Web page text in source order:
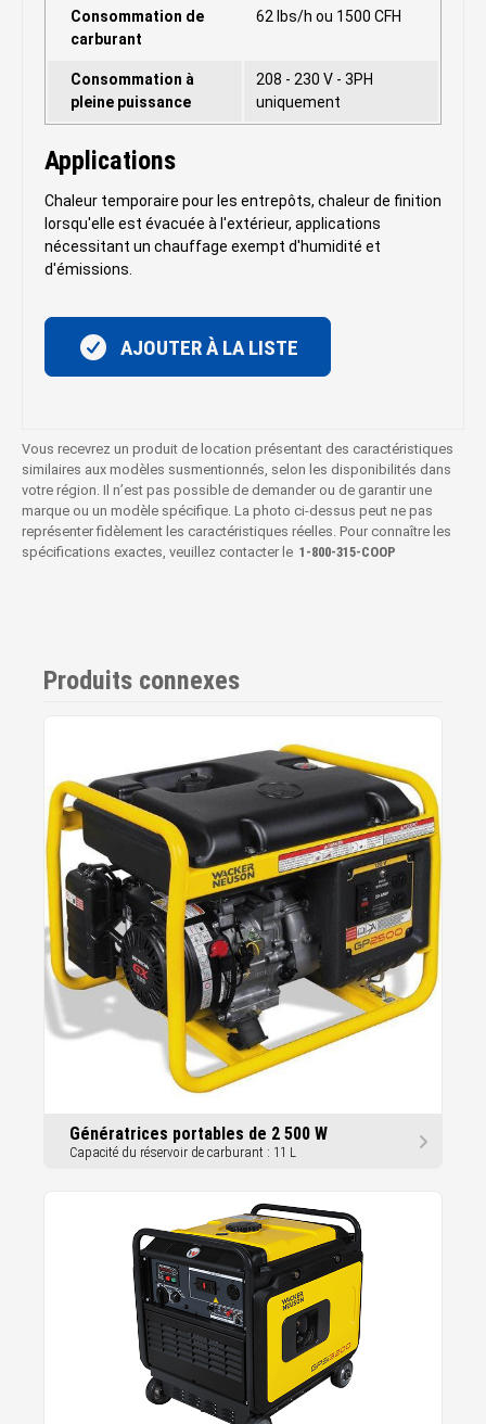
Consommation de
carburant
62 lbs/h ou 1500 CFH
Consommation à
pleine puissance
208 - 230 V - 3PH
uniquement
Applications
Chaleur temporaire pour les entrepôts, chaleur de finition
lorsqu'elle est évacuée à l'extérieur, applications
nécessitant un chauffage exempt d'humidité et
d'émissions.
AJOUTER À LA LISTE
Vous recevrez un produit de location présentant des caractéristiques
similaires aux modèles susmentionnés, selon les disponibilités dans
votre région. Il n’est pas possible de demander ou de garantir une
marque ou un modèle spécifique. La photo ci-dessus peut ne pas
représenter fidèlement les caractéristiques réelles. Pour connaître les
spécifications exactes, veuillez contacter le 1‑800‑315‑COOP
Produits connexes
Génératrices portables de 2 500 W
Capacité du réservoir de carburant : 11 L